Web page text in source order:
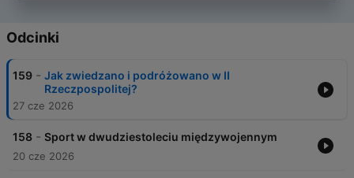
Odcinki
159 - Jak zwiedzano i podróżowano w II
Rzeczpospolitej?
27 cze 2026
158 - Sport w dwudziestoleciu międzywojennym
20 cze 2026